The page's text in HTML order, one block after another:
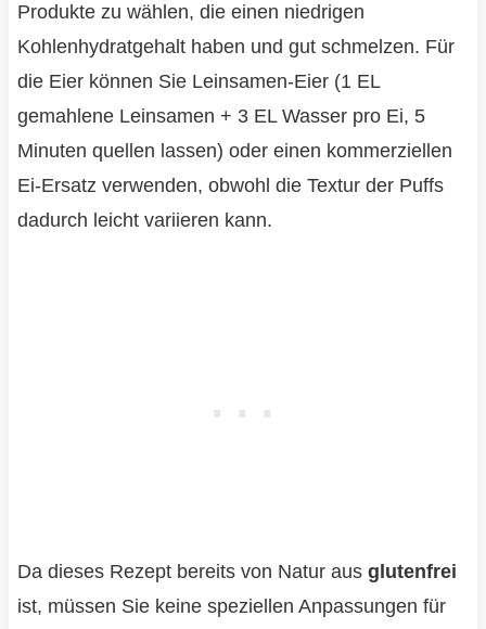
Produkte zu wählen, die einen niedrigen
Kohlenhydratgehalt haben und gut schmelzen. Für
die Eier können Sie Leinsamen-Eier (1 EL
gemahlene Leinsamen + 3 EL Wasser pro Ei, 5
Minuten quellen lassen) oder einen kommerziellen
Ei-Ersatz verwenden, obwohl die Textur der Puffs
dadurch leicht variieren kann.
Da dieses Rezept bereits von Natur aus glutenfrei
ist, müssen Sie keine speziellen Anpassungen für